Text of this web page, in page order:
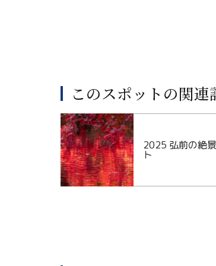
このスポットの関連
2025 弘前の絶
ト